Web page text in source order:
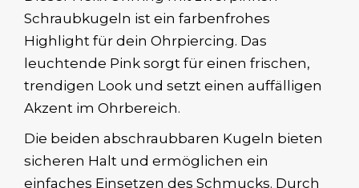
Schraubkugeln ist ein farbenfrohes
Highlight für dein Ohrpiercing. Das
leuchtende Pink sorgt für einen frischen,
trendigen Look und setzt einen auffälligen
Akzent im Ohrbereich.
Die beiden abschraubbaren Kugeln bieten
sicheren Halt und ermöglichen ein
einfaches Einsetzen des Schmucks. Durch